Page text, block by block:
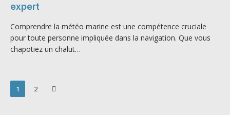
expert
Comprendre la météo marine est une compétence cruciale
pour toute personne impliquée dans la navigation. Que vous
chapotiez un chalut…
1 2 Next